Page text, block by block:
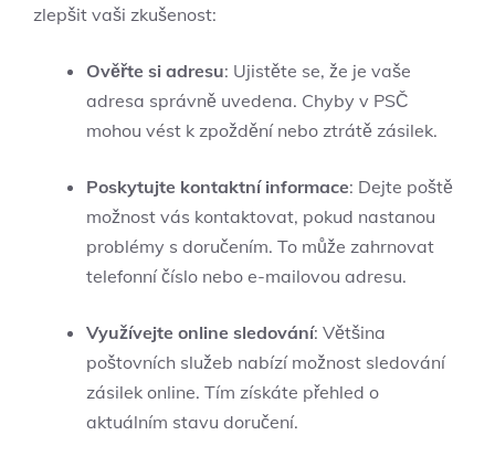
zlepšit vaši zkušenost:
Ověřte si adresu: Ujistěte se, že je vaše
adresa správně uvedena. Chyby v PSČ
mohou vést k zpoždění nebo ztrátě zásilek.
Poskytujte kontaktní informace: Dejte poště
možnost vás kontaktovat, pokud nastanou
problémy s doručením. To může zahrnovat
telefonní číslo nebo e-mailovou adresu.
Využívejte online sledování: Většina
poštovních služeb nabízí možnost sledování
zásilek online. Tím získáte přehled o
aktuálním stavu doručení.